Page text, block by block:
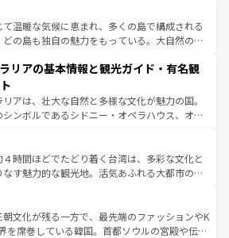
報は
都市は、観光、ショッピング、エンターテイ
詰まった刺激的なスポットだ。一方、アメリカ
自然が広がり、グランドキャニオンやイエロー
ーリンズでは、音楽と美食が融合した独特の
旅行者はアメリカの各地域で異なる魅力を楽
その多様性と豊かな歴史を感じることができ
でのロードトリップや列車の旅も、アメリカ
て温暖な気候に恵まれ、多くの島で構成される
どの島も独自の魅力をもっている。大自然の神
せない。また、定番の観光地といえばオアフ
な自然を求めるならマウイ島やカウアイ島が
メラルドグリーンに輝く海をはじめ、豊かな
が息づいている。「アロハスピリット」と呼ば
いローカルフードやハワイアンミュージッ
なフラダンスなど、すべてがハワイの魅力を彩
れるたびに新しい発見と感動が待っているハ
一覧
リアの基本情報と観光ガイド・有名観
アは、壮大な自然と多様な文化が魅力の国。
シンボルであるシドニー・オペラハウス、オー
大陸中央部にそびえるウルル（エアーズロッ
マニアの美しい原生林やケアンズの熱帯雨林な
ろがたくさん。また、カフェやワイン、オージ
ィビティも充実しており、サーフィンやダイ
イキングなど、アウトドア好きにはたまらな
トラリアの多彩な魅力を存分に味わいつくそ
４時間ほどでたどり着く台湾は、多彩な文化と
なす魅力的な観光地。活気あふれる大都市の台
な山岳地帯である台湾東部など、都市の喧騒
けさが共存しており、訪れる人に新しい発見と
してくれる。また、奥深い台湾の食文化も魅
朝文化が残る一方で、最先端のファッションやK
を席巻している韓国。首都ソウルの宮殿や伝統